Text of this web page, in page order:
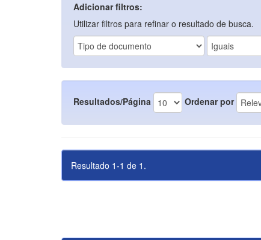
Adicionar filtros:
Utilizar filtros para refinar o resultado de busca.
Resultados/Página Ordenar por
Resultado 1-1 de 1.